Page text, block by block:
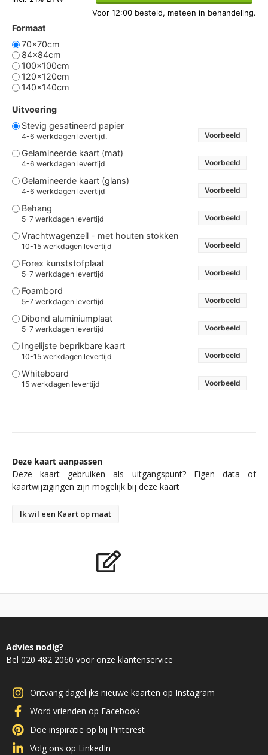
Formaat
70x70cm
84x84cm
100x100cm
120x120cm
140x140cm
Uitvoering
Stevig gesatineerd papier
4-6 werkdagen levertijd. Voorbeeld
Gelamineerde kaart (mat)
4-6 werkdagen levertijd Voorbeeld
Gelamineerde kaart (glans)
4-6 werkdagen levertijd Voorbeeld
Behang
5-7 werkdagen levertijd Voorbeeld
Vrachtwagenzeil - met houten stokken
10-15 werkdagen levertijd Voorbeeld
Forex kunststofplaat
5-7 werkdagen levertijd Voorbeeld
Foambord
5-7 werkdagen levertijd Voorbeeld
Dibond aluminiumplaat
5-7 werkdagen levertijd Voorbeeld
Ingelijste beprikbare kaart
10-15 werkdagen levertijd Voorbeeld
Whiteboard
15 werkdagen levertijd Voorbeeld
Deze kaart aanpassen
Deze kaart gebruiken als uitgangspunt? Eigen data of
kaartwijzigingen zijn mogelijk bij deze kaart
Ik wil een Kaart op maat
Advies nodig?
Bel 020 482 2060 voor onze klantenservice
Ontvang dagelijks nieuwe kaarten op Instagram
Word vrienden op Facebook
Doe inspiratie op bij Pinterest
Volg ons op LinkedIn